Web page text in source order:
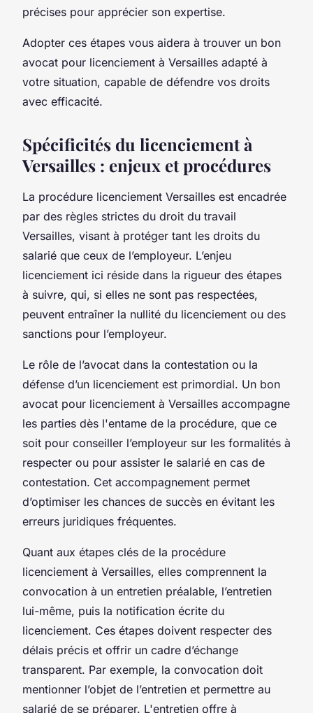
précises pour apprécier son expertise.
Adopter ces étapes vous aidera à trouver un bon
avocat pour licenciement à Versailles adapté à
votre situation, capable de défendre vos droits
avec efficacité.
Spécificités du licenciement à
Versailles : enjeux et procédures
La procédure licenciement Versailles est encadrée
par des règles strictes du droit du travail
Versailles, visant à protéger tant les droits du
salarié que ceux de l’employeur. L’enjeu
licenciement ici réside dans la rigueur des étapes
à suivre, qui, si elles ne sont pas respectées,
peuvent entraîner la nullité du licenciement ou des
sanctions pour l’employeur.
Le rôle de l’avocat dans la contestation ou la
défense d’un licenciement est primordial. Un bon
avocat pour licenciement à Versailles accompagne
les parties dès l'entame de la procédure, que ce
soit pour conseiller l’employeur sur les formalités à
respecter ou pour assister le salarié en cas de
contestation. Cet accompagnement permet
d’optimiser les chances de succès en évitant les
erreurs juridiques fréquentes.
Quant aux étapes clés de la procédure
licenciement à Versailles, elles comprennent la
convocation à un entretien préalable, l’entretien
lui-même, puis la notification écrite du
licenciement. Ces étapes doivent respecter des
délais précis et offrir un cadre d’échange
transparent. Par exemple, la convocation doit
mentionner l’objet de l’entretien et permettre au
salarié de se préparer. L'entretien offre à